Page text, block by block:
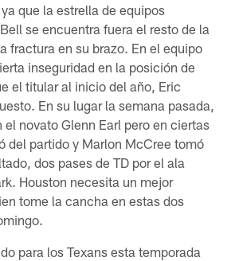
que la estrella de equipos
se encuentra fuera el resto de la
fractura en su brazo. En el equipo
inseguridad en la posición de
el titular al inicio del año, Eric
En su lugar la semana pasada,
novato Glenn Earl pero en ciertas
del partido y Marlon McCree tomó
dos pases de TD por el ala
Houston necesita un mejor
tome la cancha en estas dos
para los Texans esta temporada